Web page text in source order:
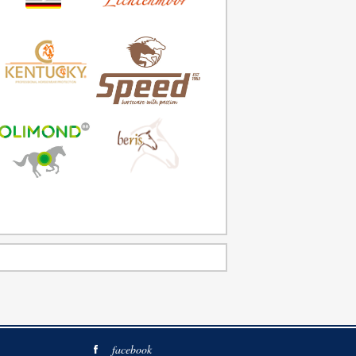
facebook